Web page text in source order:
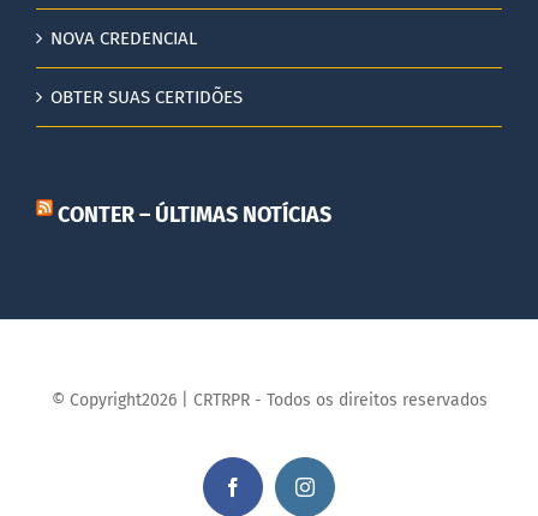
NOVA CREDENCIAL
OBTER SUAS CERTIDÕES
CONTER – ÚLTIMAS NOTÍCIAS
© Copyright2026 | CRTRPR - Todos os direitos reservados